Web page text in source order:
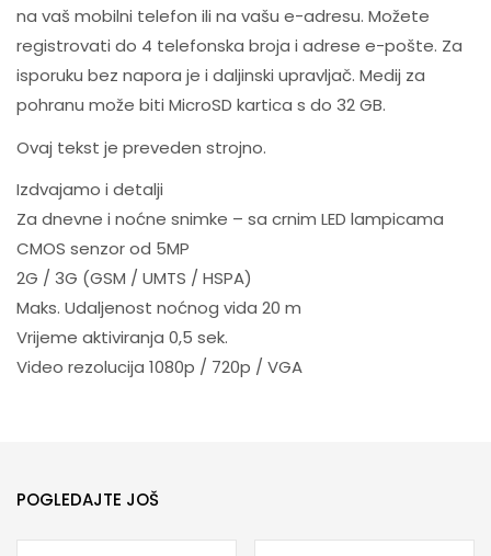
na vaš mobilni telefon ili na vašu e-adresu. Možete
registrovati do 4 telefonska broja i adrese e-pošte. Za
isporuku bez napora je i daljinski upravljač. Medij za
pohranu može biti MicroSD kartica s do 32 GB.
Ovaj tekst je preveden strojno.
Izdvajamo i detalji
Za dnevne i noćne snimke – sa crnim LED lampicama
CMOS senzor od 5MP
2G / 3G (GSM / UMTS / HSPA)
Maks. Udaljenost noćnog vida 20 m
Vrijeme aktiviranja 0,5 sek.
Video rezolucija 1080p / 720p / VGA
POGLEDAJTE JOŠ